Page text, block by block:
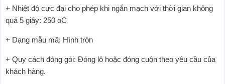
+ Nhiệt độ cực đại cho phép khi ngắn mạch với thời gian không
quá 5 giây: 250 oC
+ Dạng mẫu mã: Hình tròn
+ Quy cách đóng gói: Đóng lô hoặc đóng cuộn theo yêu cầu của
khách hàng.